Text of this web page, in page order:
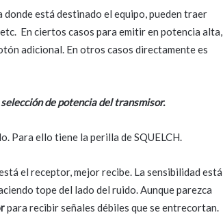
está destinado el equipo, pueden traer
En ciertos casos para emitir en potencia alta,
adicional. En otros casos directamente es
de potencia del transmisor.
Para ello tiene la perilla de SQUELCH.
el receptor, mejor recibe. La sensibilidad está
tope del lado del ruido. Aunque parezca
para recibir señales débiles que se entrecortan.